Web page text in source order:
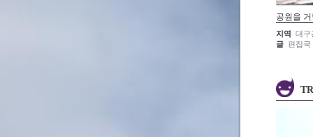
공원을
지역 대구
글 편집국